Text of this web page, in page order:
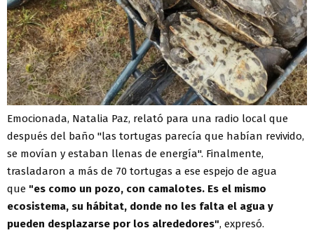
Emocionada, Natalia Paz, relató para una radio local que
después del baño "las tortugas parecía que habían revivido,
se movían y estaban llenas de energía". Finalmente,
trasladaron a más de 70 tortugas a ese espejo de agua
que "es como un pozo, con camalotes. Es el mismo
ecosistema, su hábitat, donde no les falta el agua y
pueden desplazarse por los alrededores", expresó.